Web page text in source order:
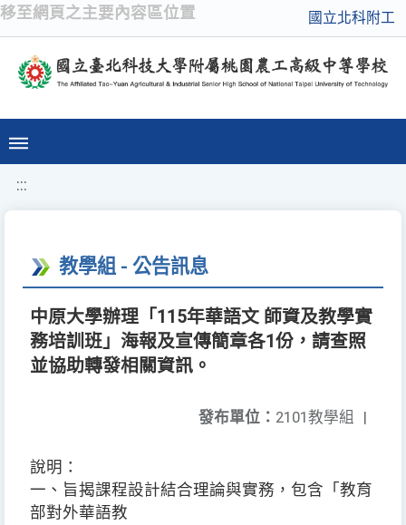
移至網頁之主要內容區位置 國立北科附工
:::
教學組 - 公告訊息
中原大學辦理「115年華語文 師資及教學實
務培訓班」海報及宣傳簡章各1份，請查照
並協助轉發相關資訊。
發布單位： 2101教學組 |
說明：
一、旨揭課程設計結合理論與實務，包含「教育
部對外華語教